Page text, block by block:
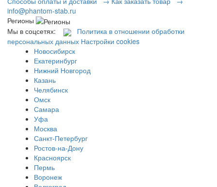
info@phantom-stab.ru
Регионы
Мы в соцсетях:
Политика в отношении обработки
персональных данных Настройки cookies
Новосибирск
Екатеринбург
Нижний Новгород
Казань
Челябинск
Омск
Самара
Уфа
Москва
Санкт-Петербург
Ростов-на-Дону
Красноярск
Пермь
Воронеж